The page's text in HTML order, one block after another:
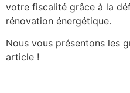
votre fiscalité grâce à la
rénovation énergétique.
Nous vous présentons les
article !